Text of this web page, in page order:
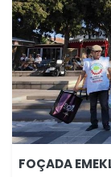
FOÇADA